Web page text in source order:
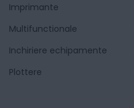
Imprimante
Multifunctionale
Inchiriere echipamente
Plottere